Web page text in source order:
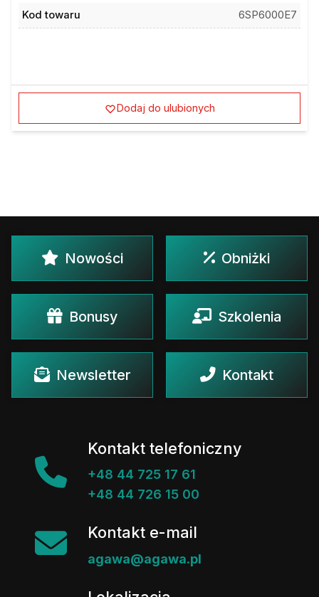
Kod towaru
6SP6000E7
Dodaj do ulubionych
Nowości Obniżki
Bonusy Szkolenia
Newsletter Kontakt
Kontakt telefoniczny
+48 44 725 17 61
+48 44 726 15 00
Kontakt e-mail
agawa@agawa.pl